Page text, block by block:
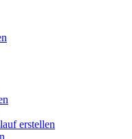
erstellen